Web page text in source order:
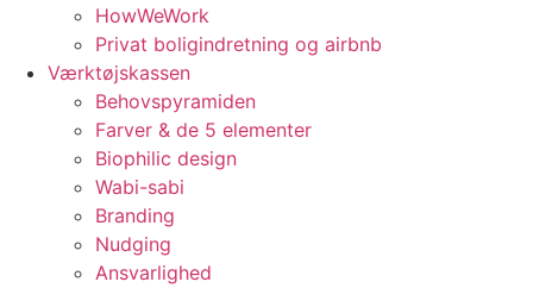
HowWeWork
Privat boligindretning og airbnb
Værktøjskassen
Behovspyramiden
Farver & de 5 elementer
Biophilic design
Wabi-sabi
Branding
Nudging
Ansvarlighed